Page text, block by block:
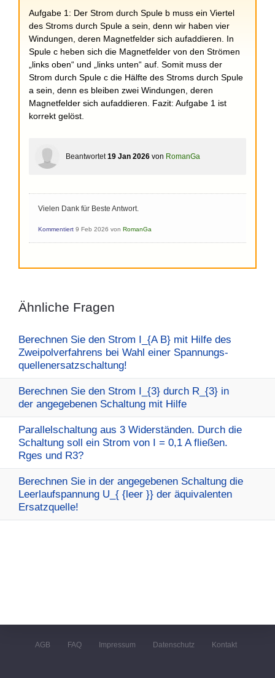
Aufgabe 1: Der Strom durch Spule b muss ein Viertel
des Stroms durch Spule a sein, denn wir haben vier
Windungen, deren Magnetfelder sich aufaddieren. In
Spule c heben sich die Magnetfelder von den Strömen
„links oben“ und „links unten“ auf. Somit muss der
Strom durch Spule c die Hälfte des Stroms durch Spule
a sein, denn es bleiben zwei Windungen, deren
Magnetfelder sich aufaddieren. Fazit: Aufgabe 1 ist
korrekt gelöst.
Beantwortet 19 Jan 2026 von RomanGa
Vielen Dank für Beste Antwort.
Kommentiert 9 Feb 2026 von RomanGa
Ähnliche Fragen
Berechnen Sie den Strom I_{A B} mit Hilfe des
Zweipolverfahrens bei Wahl einer Spannungs-
quellenersatzschaltung!
Berechnen Sie den Strom I_{3} durch R_{3} in
der angegebenen Schaltung mit Hilfe
Parallelschaltung aus 3 Widerständen. Durch die
Schaltung soll ein Strom von I = 0,1 A fließen.
Rges und R3?
Berechnen Sie in der angegebenen Schaltung die
Leerlaufspannung U_{ {leer }} der äquivalenten
Ersatzquelle!
AGB FAQ Impressum Datenschutz Kontakt